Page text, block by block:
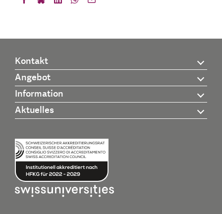
Kontakt
Angebot
Information
Aktuelles